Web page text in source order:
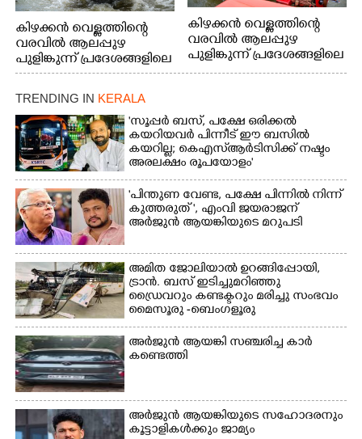
കിഴക്കൻ വെള്ളത്തിന്റെ
വരവിൽ ആലപ്പുഴ
പുളിങ്കുന്ന് പ്രദേശങ്ങളിലെ
വീടുകളിൽ വെള്ളം
കയറിയതിനെത്തുടർന്ന്
ട്രാക്ടറില്‍ സുരക്ഷിത
സ്ഥലങ്ങളിലേക്ക്
പോകുന്നവർ
കിഴക്കൻ വെള്ളത്തിന്റെ
വരവിൽ ആലപ്പുഴ
പുളിങ്കുന്ന് പ്രദേശങ്ങളിലെ
വീടുകളിൽ വെള്ളം
സ്ഥലങ്ങളിലേക്ക്
പോകുന്നവർ
TRENDING IN KERALA
'സൂപ്പർ ബസ്, പക്ഷേ ഒരിക്കൽ
കയറിയവർ പിന്നീട് ഈ ബസിൽ
കയറില്ല; കെഎസ്ആർടിസിക്ക് നഷ്ടം
അരലക്ഷം രൂപയോളം'
"പിന്തുണ വേണ്ട,​ പക്ഷേ പിന്നിൽ നിന്ന്
കുത്തരുത് ", എംവി ജയരാജന്
അർജുൻ ആയങ്കിയുടെ മറുപടി
അമിത ജോലിയാൽ ഉറങ്ങിപ്പോയി,
ട്രാൻ. ബസ് ഇടിച്ചുമറിഞ്ഞു
ഡ്രൈവറും കണ്ടക്ടറും മരിച്ചു സംഭവം
മൈസൂരു -ബെംഗളൂരു
ദേശീയപാതയിൽ 20 പേർക്ക് പരിക്ക്,
നാലു പേരുടെ നില ഗുരുതരം
അർജുൻ ആയങ്കി സഞ്ചരിച്ച കാർ
കണ്ടെത്തി
അർജുൻ ആയങ്കിയുടെ സഹോദരനും
കൂട്ടാളികൾക്കും ജാമ്യം